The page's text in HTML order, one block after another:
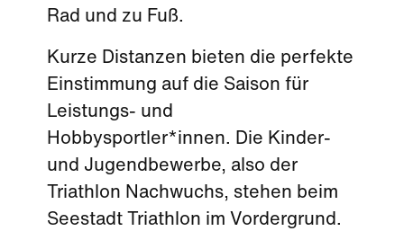
Rad und zu Fuß.
Kurze Distanzen bieten die perfekte
Einstimmung auf die Saison für
Leistungs- und
Hobbysportler*innen. Die Kinder-
und Jugendbewerbe, also der
Triathlon Nachwuchs, stehen beim
Seestadt Triathlon im Vordergrund.